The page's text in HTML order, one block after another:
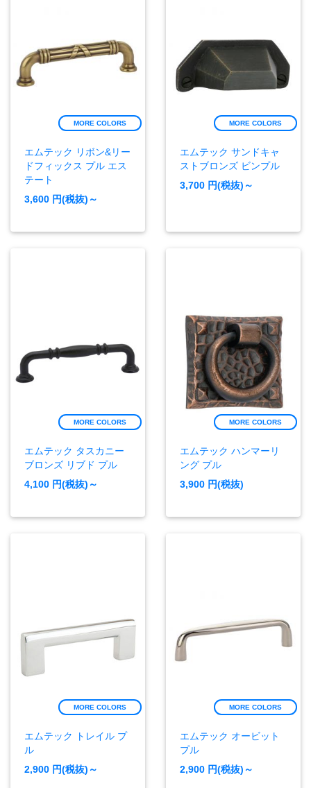
MORE COLORS
エムテック リボン&リー
ドフィックス プル エス
テート
3,600 円(税抜)～
MORE COLORS
エムテック サンドキャ
ストブロンズ ビンプル
3,700 円(税抜)～
MORE COLORS
エムテック タスカニー
ブロンズ リブド プル
4,100 円(税抜)～
MORE COLORS
エムテック ハンマーリ
ング プル
3,900 円(税抜)
MORE COLORS
エムテック トレイル プ
ル
2,900 円(税抜)～
MORE COLORS
エムテック オービット
プル
2,900 円(税抜)～